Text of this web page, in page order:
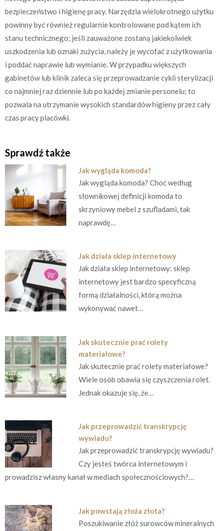
bezpieczeństwo i higienę pracy. Narzędzia wielokrotnego użytku
powinny być również regularnie kontrolowane pod kątem ich
stanu technicznego; jeśli zauważone zostaną jakiekolwiek
uszkodzenia lub oznaki zużycia, należy je wycofać z użytkowania
i poddać naprawie lub wymianie. W przypadku większych
gabinetów lub klinik zaleca się przeprowadzanie cykli sterylizacji
co najmniej raz dziennie lub po każdej zmianie personelu; to
pozwala na utrzymanie wysokich standardów higieny przez cały
czas pracy placówki.
Sprawdź także
Jak wygląda komoda?
Jak wygląda komoda? Choć według
słownikowej definicji komoda to
skrzyniowy mebel z szufladami, tak
naprawdę…
Jak działa sklep internetowy
Jak działa sklep internetowy: sklep
internetowy jest bardzo specyficzną
formą działalności, którą można
wykonywać nawet…
Jak skutecznie prać rolety
materiałowe?
Jak skutecznie prać rolety materiałowe?
Wiele osób obawia się czyszczenia rolet.
Jednak okazuje się, że…
Jak przeprowadzić transkrypcję
wywiadu?
Jak przeprowadzić transkrypcję wywiadu?
Czy jesteś twórca internetowym i
prowadzisz własny kanał w mediach społecznościowych?…
Jak powstają złoża złota?
Poszukiwanie złóż surowców mineralnych